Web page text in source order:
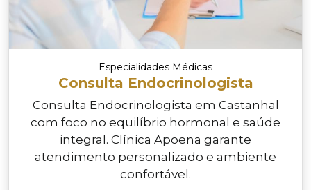
Especialidades Médicas
Consulta Endocrinologista
Consulta Endocrinologista em Castanhal
com foco no equilíbrio hormonal e saúde
integral. Clínica Apoena garante
atendimento personalizado e ambiente
confortável.